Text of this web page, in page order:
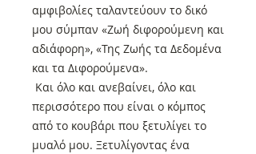
αμφιβολίες ταλαντεύουν το δικό
μου σύμπαν «Ζωή διφορούμενη και
αδιάφορη», «Της Ζωής τα Δεδομένα
και τα Διφορούμενα».
Και όλο και ανεβαίνει, όλο και
περισσότερο που είναι ο κόμπος
από το κουβάρι που ξετυλίγει το
μυαλό μου. Ξετυλίγοντας ένα